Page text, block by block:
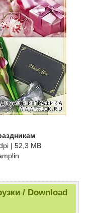
| 52,3 MB
/ Download